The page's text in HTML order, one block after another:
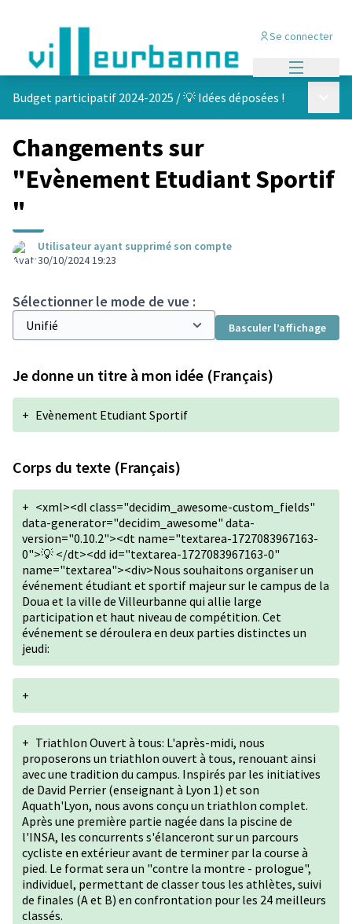
Se connecter
Budget participatif 2024-2025 /💡 Idées déposées !
Changements sur
"Evènement Etudiant Sportif
"
Utilisateur ayant supprimé son compte
30/10/2024 19:23
Sélectionner le mode de vue :
Basculer l’affichage
Je donne un titre à mon idée (Français)
+ Evènement Etudiant Sportif
Corps du texte (Français)
+ <xml><dl class="decidim_awesome-custom_fields"
data-generator="decidim_awesome" data-
version="0.10.2"><dt name="textarea-1727083967163-
0">💡 </dt><dd id="textarea-1727083967163-0"
name="textarea"><div>Nous souhaitons organiser un
événement étudiant et sportif majeur sur le campus de la
Doua et la ville de Villeurbanne qui allie large
participation et haut niveau de compétition. Cet
événement se déroulera en deux parties distinctes un
jeudi:
+
+ Triathlon Ouvert à tous: L'après-midi, nous
proposerons un triathlon ouvert à tous, renouant ainsi
avec une tradition du campus. Inspirés par les initiatives
de David Perrier (enseignant à Lyon 1) et son
Aquath'Lyon, nous avons conçu un triathlon complet.
Après une première partie nagée dans la piscine de
l'INSA, les concurrents s'élanceront sur un parcours
cycliste en extérieur avant de terminer par la course à
pied. Le format sera un "contre la montre - prologue",
individuel, permettant de classer tous les athlètes, suivi
de finales (A et B) en confrontation pour les 24 meilleurs
classés.